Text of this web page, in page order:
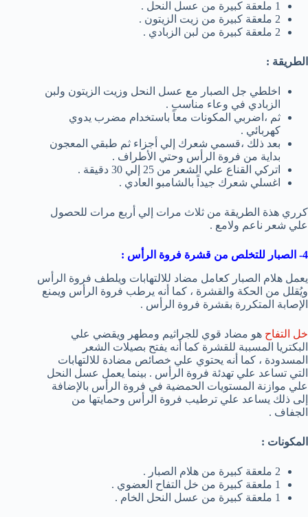
1 ملعقة كبيرة من عسل النحل .
2 ملعقة كبيرة من زيت الزيتون .
2 ملعقة كبيرة من لبن الزبادي .
الطريقة :
اخلطي جل الصبار مع عسل النحل وزيت الزيتون ولبن
الزبادي في وعاء مناسب .
ثم ،اضربي المكونات معاً باستخدام مضرب يدوي
كهربائي .
بعد ذلك ،قسمي شعرك إلي أجزاء ثم طبقي المعجون
بداية من فروة الرأس وحتي الأطراف .
اتركي القناع علي الشعر من 25 إلي 30 دقيقة .
اغسلي شعرك جيداً بالشامبو العادي .
كرري هذة الطريقة من ثلاث مرات إلي أربع مرات للحصول
علي شعر ناعم ولامع .
4- الصبار للتخلص من قشرة فروة الرأس :
يعمل هلام الصبار كعامل مضاد للالتهابات ويلطف فروة الرأس
ويُقلل من الحكة والقشرة ، كما أنه يرطب فروة الرأس ويمنع
الإصابة المتكررة بقشرة فروة الرأس .
خل التفاح هو مضاد قوي للجراثيم ومطهر ويقضي علي
البكتريا المسببة للقشرة كما أنه يفتح بصيلات الشعر
المسدودة ، كما أنه يحتوي علي خصائص مضادة للالتهابات
التي تساعد علي تهدئة فروة الرأس . بينما يعمل عسل النحل
علي موازنة المستويات الحمضية في فروة الرأس بالإضافة
إلى ذلك يساعد علي ترطيب فروة الرأس وحمايتها من
الجفاف .
المكونات :
2 ملعقة كبيرة من هلام الصبار .
1 ملعقة كبيرة من خل التفاح العضوي .
1 ملعقة كبيرة من عسل النحل الخام .